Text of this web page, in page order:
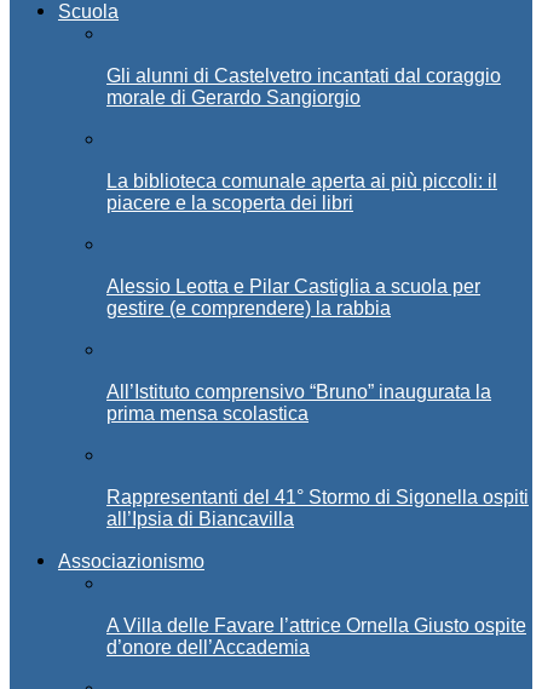
Scuola
Gli alunni di Castelvetro incantati dal coraggio
morale di Gerardo Sangiorgio
La biblioteca comunale aperta ai più piccoli: il
piacere e la scoperta dei libri
Alessio Leotta e Pilar Castiglia a scuola per
gestire (e comprendere) la rabbia
All’Istituto comprensivo “Bruno” inaugurata la
prima mensa scolastica
Rappresentanti del 41° Stormo di Sigonella ospiti
all’Ipsia di Biancavilla
Associazionismo
A Villa delle Favare l’attrice Ornella Giusto ospite
d’onore dell’Accademia